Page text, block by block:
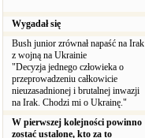
Wygadał się
Bush junior zrównał napaść na Irak
z wojną na Ukrainie
"Decyzja jednego człowieka o
przeprowadzeniu całkowicie
nieuzasadnionej i brutalnej inwazji
na Irak. Chodzi mi o Ukrainę."
W pierwszej kolejności powinno
zostać ustalone, kto za to